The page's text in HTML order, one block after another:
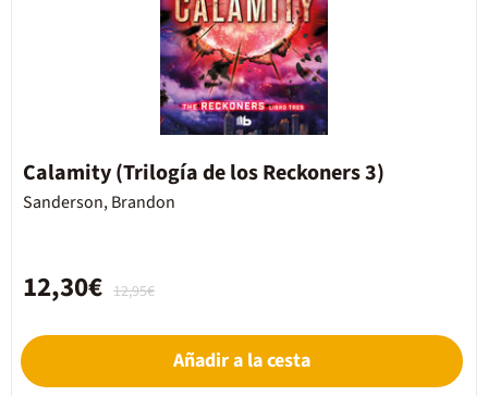
Calamity (Trilogía de los Reckoners 3)
Sanderson, Brandon
12,95€
12,30€
Añadir a la cesta